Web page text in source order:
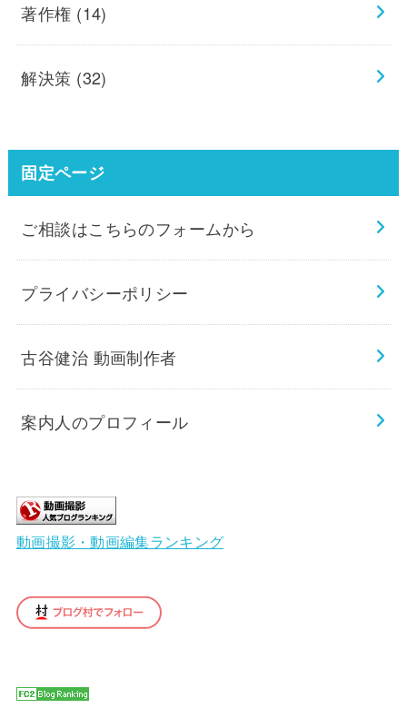
著作権 (14)
解決策 (32)
固定ページ
ご相談はこちらのフォームから
プライバシーポリシー
古谷健治 動画制作者
案内人のプロフィール
動画撮影・動画編集ランキング